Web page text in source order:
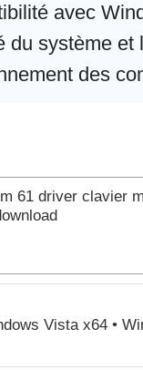
avec
du système et
des
61 driver clavier
Vista x64 •